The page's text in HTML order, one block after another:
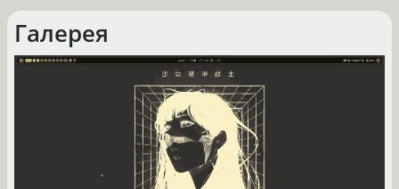
Галерея